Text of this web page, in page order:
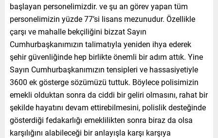
başlayan personelimizdir. ve şu an görev yapan tüm
personelimizin yüzde 77’si lisans mezunudur. Özellikle
çarşı ve mahalle bekçiliğini bizzat Sayın
Cumhurbaşkanımızın talimatıyla yeniden ihya ederek
şehir güvenliğinde hep birlikte önemli bir adım attık. Yine
Sayın Cumhurbaşkanımızın tensipleri ve hassasiyetiyle
3600 ek gösterge sözümüzü tuttuk. Böylece polisimizin
emekli olduktan sonra da ciddi bir geliri olmasını, rahat bir
şekilde hayatını devam ettirebilmesini, polislik desteğinde
gösterdiği fedakarlığı emeklilikten sonra biraz da olsa
karşılığını alabileceği bir anlayışla karşı karşıya